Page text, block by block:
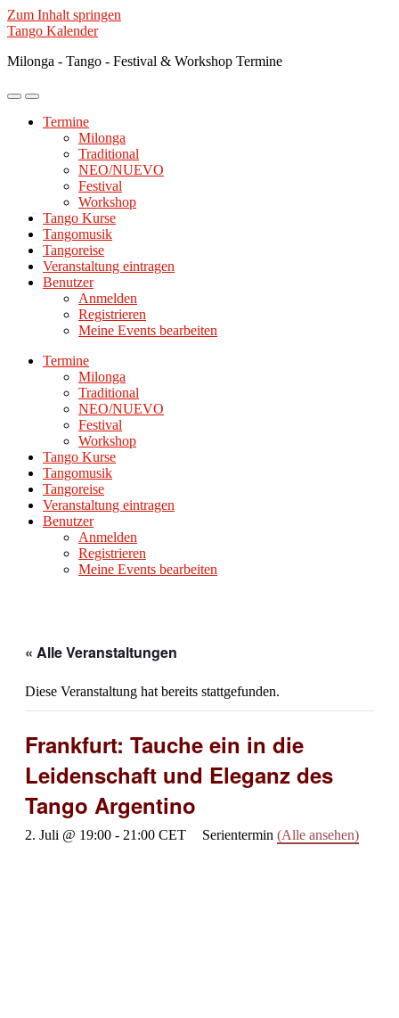
Zum Inhalt springen
Tango Kalender
Milonga - Tango - Festival & Workshop Termine
Mobile-
ein-/ausblenden
Suchfeld
ein-/ausblenden
Termine
Milonga
Traditional
NEO/NUEVO
Festival
Workshop
Tango Kurse
Tangomusik
Tangoreise
Veranstaltung eintragen
Benutzer
Anmelden
Registrieren
Meine Events bearbeiten
Termine
Milonga
Traditional
NEO/NUEVO
Festival
Workshop
Tango Kurse
Tangomusik
Tangoreise
Veranstaltung eintragen
Benutzer
Anmelden
Registrieren
Meine Events bearbeiten
« Alle Veranstaltungen
Diese Veranstaltung hat bereits stattgefunden.
Frankfurt: Tauche ein in die
Leidenschaft und Eleganz des
Tango Argentino
2. Juli @ 19:00 - 21:00 CET Serientermin (Alle ansehen)